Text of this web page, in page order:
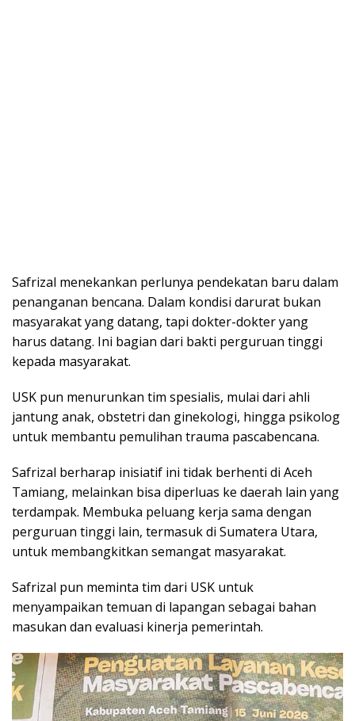
Safrizal menekankan perlunya pendekatan baru dalam
penanganan bencana. Dalam kondisi darurat bukan
masyarakat yang datang, tapi dokter-dokter yang
harus datang. Ini bagian dari bakti perguruan tinggi
kepada masyarakat.
USK pun menurunkan tim spesialis, mulai dari ahli
jantung anak, obstetri dan ginekologi, hingga psikolog
untuk membantu pemulihan trauma pascabencana.
Safrizal berharap inisiatif ini tidak berhenti di Aceh
Tamiang, melainkan bisa diperluas ke daerah lain yang
terdampak. Membuka peluang kerja sama dengan
perguruan tinggi lain, termasuk di Sumatera Utara,
untuk membangkitkan semangat masyarakat.
Safrizal pun meminta tim dari USK untuk
menyampaikan temuan di lapangan sebagai bahan
masukan dan evaluasi kinerja pemerintah.